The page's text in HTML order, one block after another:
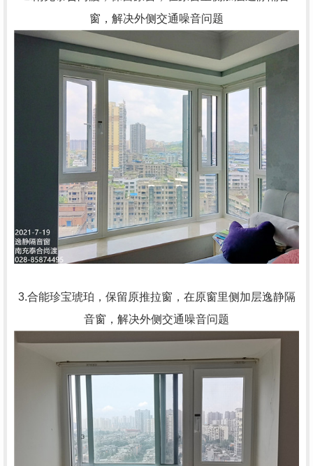
窗，解决外侧交通噪音问题
3.合能珍宝琥珀，保留原推拉窗，在原窗里侧加层逸静隔
音窗，解决外侧交通噪音问题